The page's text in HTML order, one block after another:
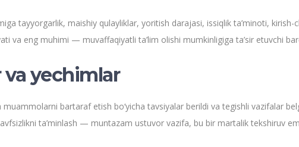
tayyorgarlik, maishiy qulayliklar, yoritish darajasi, issiqlik ta’minoti,
va eng muhimi — muvaffaqiyatli ta’lim olishi mumkinligiga ta’sir etuvchi
yechimlar
bartaraf etish bo‘yicha tavsiyalar berildi va tegishli vazifalar
ta’minlash — muntazam ustuvor vazifa, bu bir martalik tekshiruv